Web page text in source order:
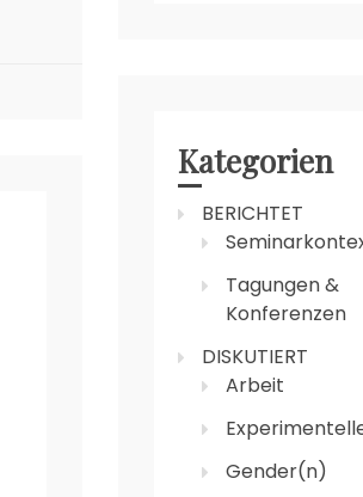
Kategorien
BERICHTET
Tagungen &
Konferenzen
DISKUTIERT
Arbeit
Gender(n)